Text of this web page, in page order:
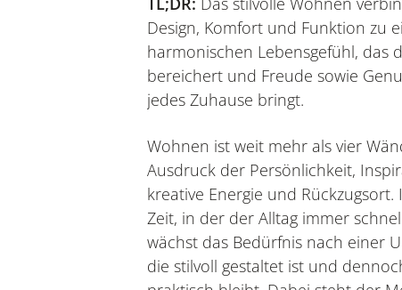
Design, Komfort und Funktion zu
harmonischen Lebensgefühl, das
bereichert und Freude sowie
jedes Zuhause bringt.
Wohnen ist weit mehr als vier
Ausdruck der Persönlichkeit,
kreative Energie und Rückzugsort.
Zeit, in der der Alltag immer
wächst das Bedürfnis nach einer
die stilvoll gestaltet ist und